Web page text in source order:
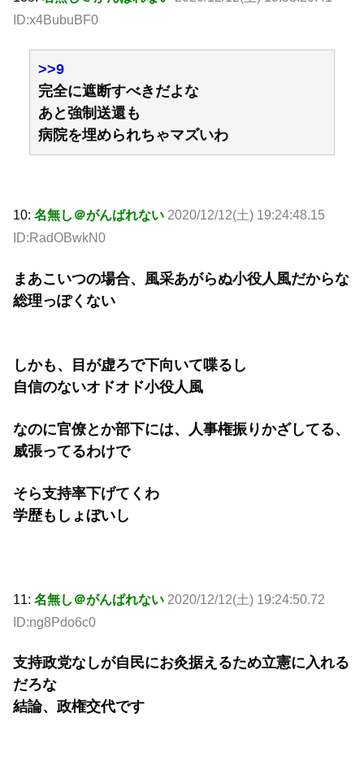
ID:x4BubuBF0
>>9
完全に遮断すべきだよな
あと強制送還も
病院を埋められちゃマズいわ
10: 名無し＠がんばれない 2020/12/12(土) 19:24:48.15
ID:RadOBwkN0
まあこいつの場合、風采あがらぬ小役人風だからな
総理っぽくない
しかも、目が虚ろで下向いて喋るし
自信のないオドオド小役人風
なのに官僚とか部下には、人事権振りかざしてる、
威張ってるわけで
そら支持率下げてくわ
学歴もしょぼいし
11: 名無し＠がんばれない 2020/12/12(土) 19:24:50.72
ID:ng8Pdo6c0
支持政党なしが自民にお灸据えるため立憲に入れる
だろな
結論、政権交代です